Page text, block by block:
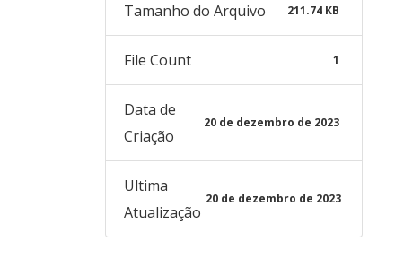
Tamanho do Arquivo 211.74 KB
File Count 1
Data de
Criação
20 de dezembro de 2023
Ultima
Atualização
20 de dezembro de 2023